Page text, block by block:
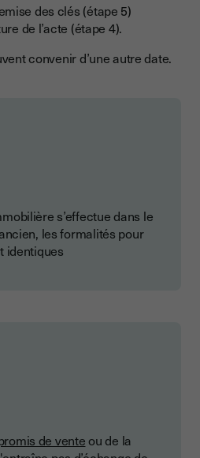
des clés (étape 5)
de l’acte (étape 4).
convenir d’une autre date.
s’effectue dans le
les formalités pour
identiques
de vente ou de la